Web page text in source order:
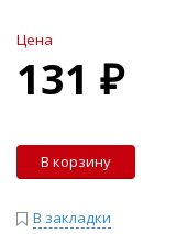
Цена
131 ₽
В корзину
В закладки